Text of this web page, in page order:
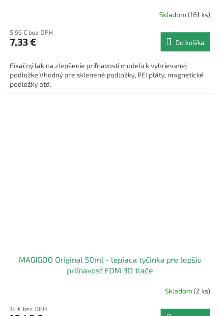
Skladom(161 ks)
5,96 € bez DPH
7,33 € Do košíka
Fixačný lak na zlepšenie priľnavosti modelu k vyhrievanej
podložke.Vhodný pre sklenené podložky, PEI pláty, magnetické
podložky atď.
MAGIGOO Original 50ml - lepiaca tyčinka pre lepšiu
priľnavosť FDM 3D tlače
Skladom(2 ks)
15 € bez DPH